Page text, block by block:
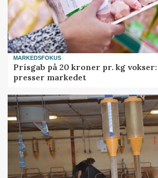
MARKEDSFOKUS
Prisgab på 20 kroner pr. kg
presser markedet